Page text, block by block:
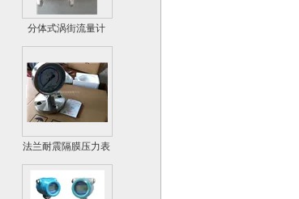
分体式涡街流量计
法兰耐震隔膜压力表